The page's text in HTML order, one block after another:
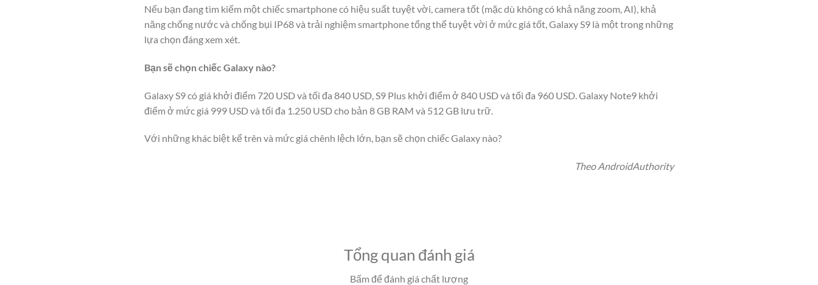
Nếu bạn đang tìm kiếm một chiếc smartphone có hiệu suất tuyệt vời, camera tốt (mặc dù không có khả năng zoom, AI), khả
năng chống nước và chống bụi IP68 và trải nghiệm smartphone tổng thể tuyệt vời ở mức giá tốt, Galaxy S9 là một trong những
lựa chọn đáng xem xét.
Bạn sẽ chọn chiếc Galaxy nào?
Galaxy S9 có giá khởi điểm 720 USD và tối đa 840 USD, S9 Plus khởi điểm ở 840 USD và tối đa 960 USD. Galaxy Note9 khởi
điểm ở mức giá 999 USD và tối đa 1.250 USD cho bản 8 GB RAM và 512 GB lưu trữ.
Với những khác biệt kể trên và mức giá chênh lệch lớn, bạn sẽ chọn chiếc Galaxy nào?
Theo AndroidAuthority
Tổng quan đánh giá
Bấm để đánh giá chất lượng